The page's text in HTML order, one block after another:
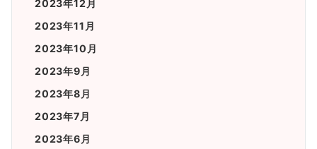
2023年12月
2023年11月
2023年10月
2023年9月
2023年8月
2023年7月
2023年6月